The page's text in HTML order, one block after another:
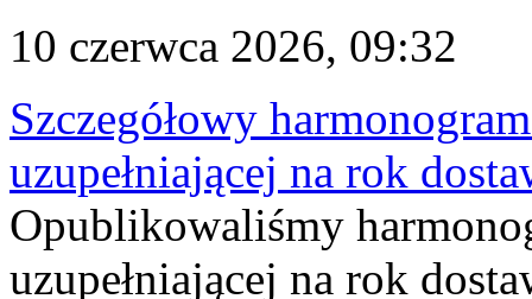
10 czerwca 2026, 09:32
Szczegółowy
uzupełniającej na rok
Opublikowaliśmy
uzupełniającej na rok